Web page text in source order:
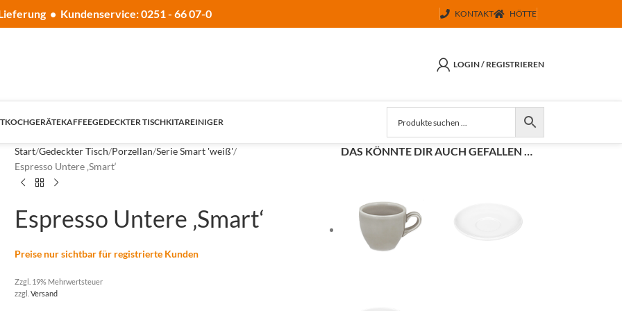
• Kundenservice: 0251 - 66 07-0 KONTAKT HÖTTE
LOGIN / REGISTRIEREN
KOCHGERÄTEKAFFEEGEDECKTER TISCHKITAREINIGER
Start Gedeckter Tisch Porzellan Serie Smart 'weiß'
Espresso Untere ‚Smart‘
Espresso Untere ‚Smart‘
Preise nur sichtbar für registrierte Kunden
Zzgl. 19% Mehrwertsteuer
zzgl.Versand
DAS KÖNNTE DIR AUCH GEFALLEN …